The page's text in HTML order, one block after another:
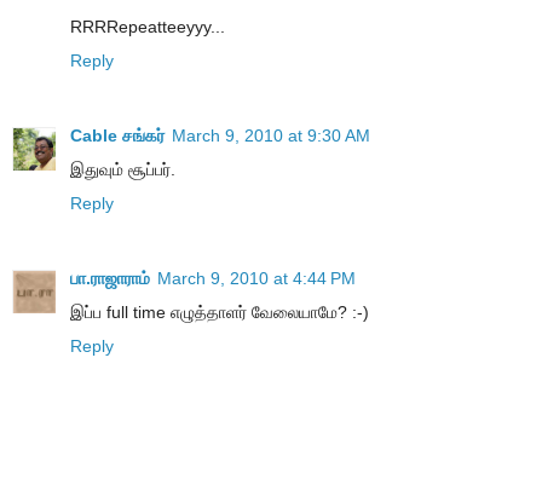
RRRRepeatteeyyy...
Reply
Cable சங்கர் March 9, 2010 at 9:30 AM
இதுவும் சூப்பர்.
Reply
பா.ராஜாராம் March 9, 2010 at 4:44 PM
இப்ப full time எழுத்தாளர் வேலையாமே? :-)
Reply